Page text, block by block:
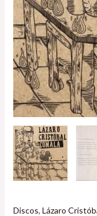
Discos, Lázaro